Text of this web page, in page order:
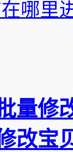
哪里
量修
改宝